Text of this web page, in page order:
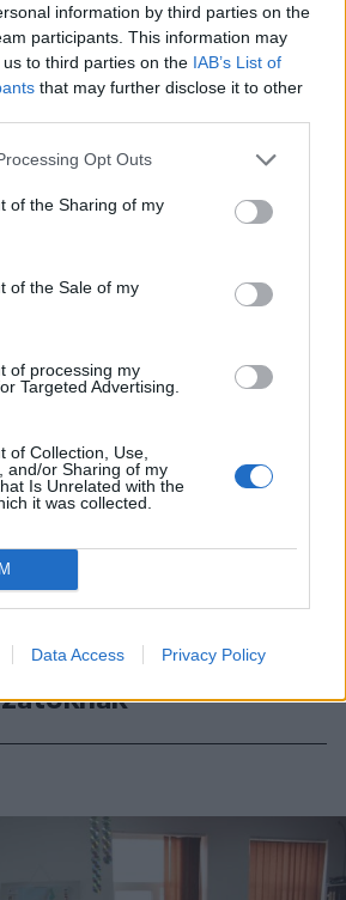
information by third parties on the
participants. This information may
to third parties on the IAB’s List of
that may further disclose it to other
Opt Outs
of the Sharing of my
of the Sale of my
of processing my
Targeted Advertising.
of Collection, Use,
and/or Sharing of my
Is Unrelated with the
it was collected.
Data Access Privacy Policy
vasárnap
marossárpataki
tejet gyűjtenek be
az